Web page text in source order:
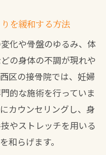
骨院のマタニティ整
ニティ整体の施術
の安全対策と工夫
セリングの重要性
を緩和する方法
化や骨盤のゆるみ、体
の身体の不調が現れや
区の接骨院では、妊婦
的な施術を行っていま
カウンセリングし、身
やストレッチを用いる
和らげます。